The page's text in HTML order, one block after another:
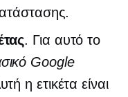
. Για αυτό το
Google
η ετικέτα είναι